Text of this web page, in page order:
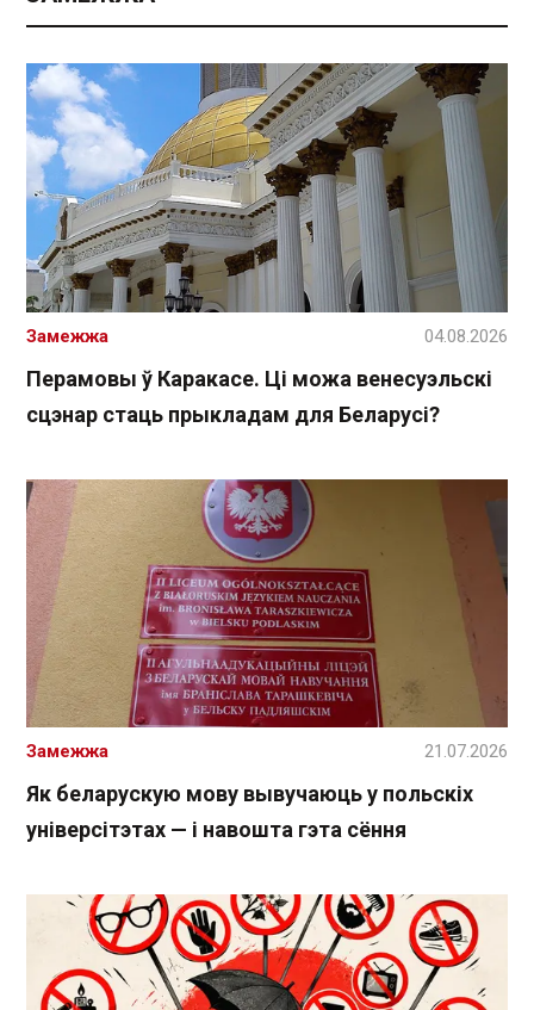
Перамовы ў Каракасе. Ці можа венесуэльскі
сцэнар стаць прыкладам для Беларусі?
Замежжа 04.08.2026
Як беларускую мову вывучаюць у польскіх
універсітэтах — і навошта гэта сёння
Замежжа 21.07.2026